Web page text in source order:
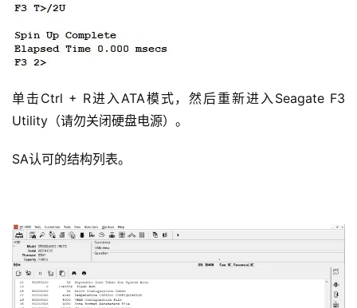
单击Ctrl + R进入ATA模式，然后重新进入Seagate F3
Utility（请勿关闭硬盘电源）。
SA认可的结构列表。